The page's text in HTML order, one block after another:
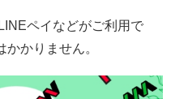
ペイなどがご利用で
かりません。